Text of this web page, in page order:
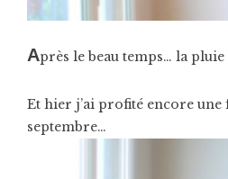
Après le beau temps… la pluie
Et hier j’ai profité encore
septembre…